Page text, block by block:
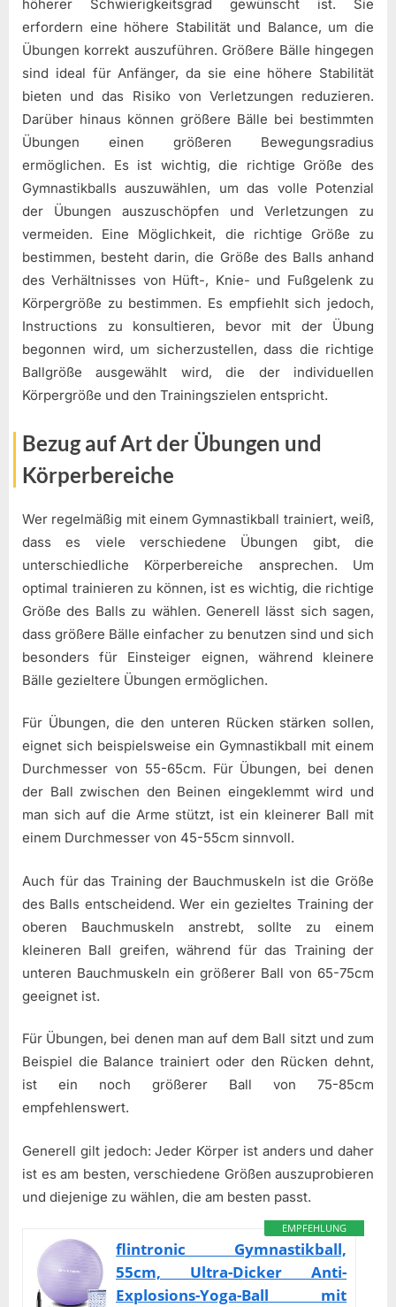
höherer Schwierigkeitsgrad gewünscht ist. Sie
erfordern eine höhere Stabilität und Balance, um die
Übungen korrekt auszuführen. Größere Bälle hingegen
sind ideal für Anfänger, da sie eine höhere Stabilität
bieten und das Risiko von Verletzungen reduzieren.
Darüber hinaus können größere Bälle bei bestimmten
Übungen einen größeren Bewegungsradius
ermöglichen. Es ist wichtig, die richtige Größe des
Gymnastikballs auszuwählen, um das volle Potenzial
der Übungen auszuschöpfen und Verletzungen zu
vermeiden. Eine Möglichkeit, die richtige Größe zu
bestimmen, besteht darin, die Größe des Balls anhand
des Verhältnisses von Hüft-, Knie- und Fußgelenk zu
Körpergröße zu bestimmen. Es empfiehlt sich jedoch,
Instructions zu konsultieren, bevor mit der Übung
begonnen wird, um sicherzustellen, dass die richtige
Ballgröße ausgewählt wird, die der individuellen
Körpergröße und den Trainingszielen entspricht.
Bezug auf Art der Übungen und
Körperbereiche
Wer regelmäßig mit einem Gymnastikball trainiert, weiß,
dass es viele verschiedene Übungen gibt, die
unterschiedliche Körperbereiche ansprechen. Um
optimal trainieren zu können, ist es wichtig, die richtige
Größe des Balls zu wählen. Generell lässt sich sagen,
dass größere Bälle einfacher zu benutzen sind und sich
besonders für Einsteiger eignen, während kleinere
Bälle gezieltere Übungen ermöglichen.
Für Übungen, die den unteren Rücken stärken sollen,
eignet sich beispielsweise ein Gymnastikball mit einem
Durchmesser von 55-65cm. Für Übungen, bei denen
der Ball zwischen den Beinen eingeklemmt wird und
man sich auf die Arme stützt, ist ein kleinerer Ball mit
einem Durchmesser von 45-55cm sinnvoll.
Auch für das Training der Bauchmuskeln ist die Größe
des Balls entscheidend. Wer ein gezieltes Training der
oberen Bauchmuskeln anstrebt, sollte zu einem
kleineren Ball greifen, während für das Training der
unteren Bauchmuskeln ein größerer Ball von 65-75cm
geeignet ist.
Für Übungen, bei denen man auf dem Ball sitzt und zum
Beispiel die Balance trainiert oder den Rücken dehnt,
ist ein noch größerer Ball von 75-85cm
empfehlenswert.
Generell gilt jedoch: Jeder Körper ist anders und daher
ist es am besten, verschiedene Größen auszuprobieren
und diejenige zu wählen, die am besten passt.
EMPFEHLUNG
flintronic Gymnastikball,
55cm, Ultra-Dicker Anti-
Explosions-Yoga-Ball mit